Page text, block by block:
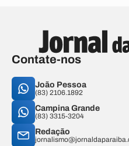
Contate-nos
João Pessoa
(83) 2106.1892
Campina Grande
(83) 3315-3204
Redação